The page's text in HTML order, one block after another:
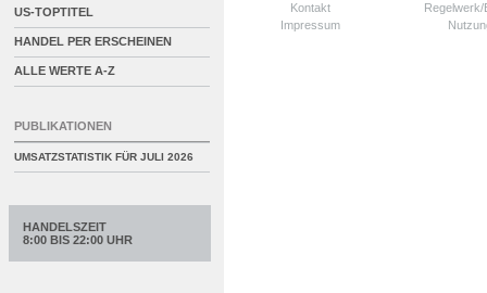
Kontakt
Impressum
US-TOPTITEL
HANDEL PER ERSCHEINEN
ALLE WERTE A-Z
PUBLIKATIONEN
UMSATZSTATISTIK FÜR JULI 2026
HANDELSZEIT
8:00 BIS 22:00 UHR